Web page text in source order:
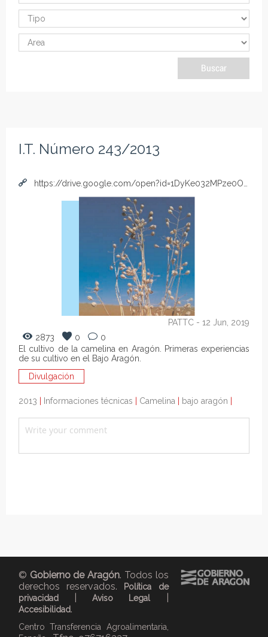
I.T. Número 243/2013
https://drive.google.com/open?id=1DyKe032MPze0O3iGtgXJ1ecBdlRGEDTQ
PATTC - 12 Jun, 2019
2873
0
0
El cultivo de la camelina en Aragón. Primeras experiencias
de su cultivo en el Bajo Aragón.
Divulgación
2013 Informaciones técnicas Camelina bajo aragón
© Gobierno de Aragón. Todos los
derechos reservados.
Política de
privacidad |Aviso Legal|
Accesibilidad.
Centro Transferencia Agroalimentaria,